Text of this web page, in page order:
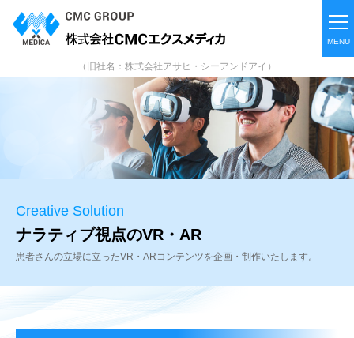
（旧社名：株式会社アサヒ・シーアンドアイ）
Creative Solution
ナラティブ視点のVR・AR
患者さんの立場に立ったVR・ARコンテンツを企画・制作いたします。